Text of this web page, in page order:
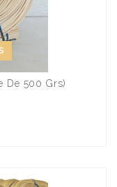
De 500 Grs)